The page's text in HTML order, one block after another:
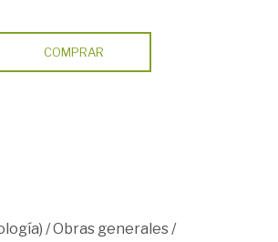
COMPRAR
/Obras generales/